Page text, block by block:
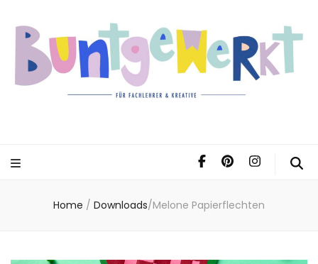
Home / Downloads/Melone Papierflechten